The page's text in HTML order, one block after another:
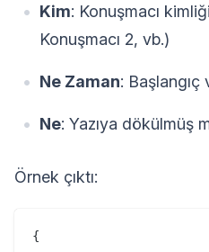
Kim: Konuşmacı
Konuşmacı 2, vb.)
Ne Zaman: Başlangıç
Ne: Yazıya dökülmüş
Örnek çıktı:
{